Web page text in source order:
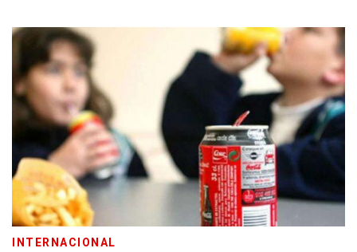
INTERNACIONAL